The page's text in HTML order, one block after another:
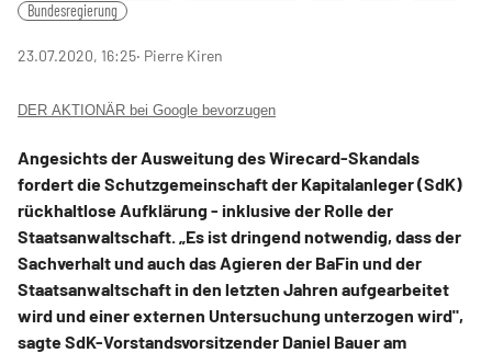
Bundesregierung
23.07.2020, 16:25‧ Pierre Kiren
DER AKTIONÄR bei Google bevorzugen
Angesichts der Ausweitung des Wirecard-Skandals
fordert die Schutzgemeinschaft der Kapitalanleger (SdK)
rückhaltlose Aufklärung - inklusive der Rolle der
Staatsanwaltschaft. „Es ist dringend notwendig, dass der
Sachverhalt und auch das Agieren der BaFin und der
Staatsanwaltschaft in den letzten Jahren aufgearbeitet
wird und einer externen Untersuchung unterzogen wird",
sagte SdK-Vorstandsvorsitzender Daniel Bauer am